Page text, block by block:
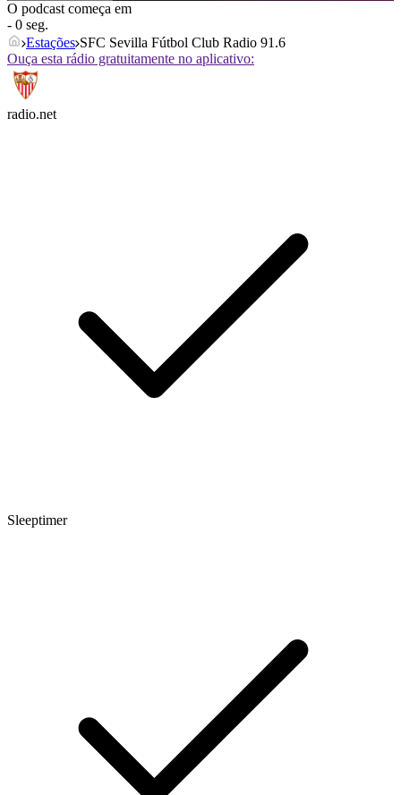
O podcast começa em
- 0 seg.
Estações SFC Sevilla Fútbol Club Radio 91.6
Ouça esta rádio gratuitamente no aplicativo:
radio.net
Sleeptimer